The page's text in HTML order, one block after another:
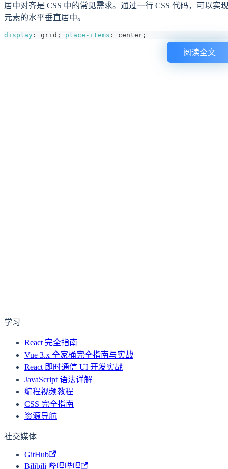
居中对齐是 CSS 中的常见需求。通过一行 CSS 代码，可以实
元素的水平垂直居中。
display : grid ; place-items : center ;
阅读全文
学习
React 完全指南
Vue 3.x 全家桶完全指南与实战
React 即时通信 UI 开发实战
JavaScript 语法详解
编程视频教程
CSS 完全指南
资源导航
社交媒体
GitHub
Bilibili 哔哩哔哩